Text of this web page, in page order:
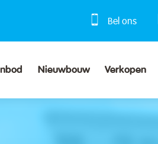
Bel ons
Nieuwbouw Verkopen